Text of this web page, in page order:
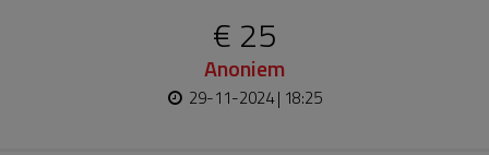
€ 25
Anoniem
29-11-2024 | 18:25